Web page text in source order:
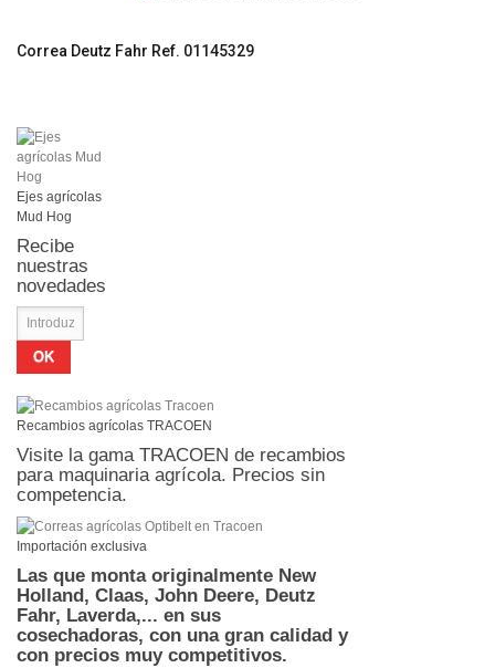
Correa Deutz Fahr Ref. 01145329
Ejes agrícolas
Mud Hog
Recibe
nuestras
novedades
OK
Recambios agrícolas TRACOEN
Visite la gama TRACOEN de recambios
para maquinaria agrícola. Precios sin
competencia.
Importación exclusiva
Las que monta originalmente New
Holland, Claas, John Deere, Deutz
Fahr, Laverda,... en sus
cosechadoras, con una gran calidad y
con precios muy competitivos.